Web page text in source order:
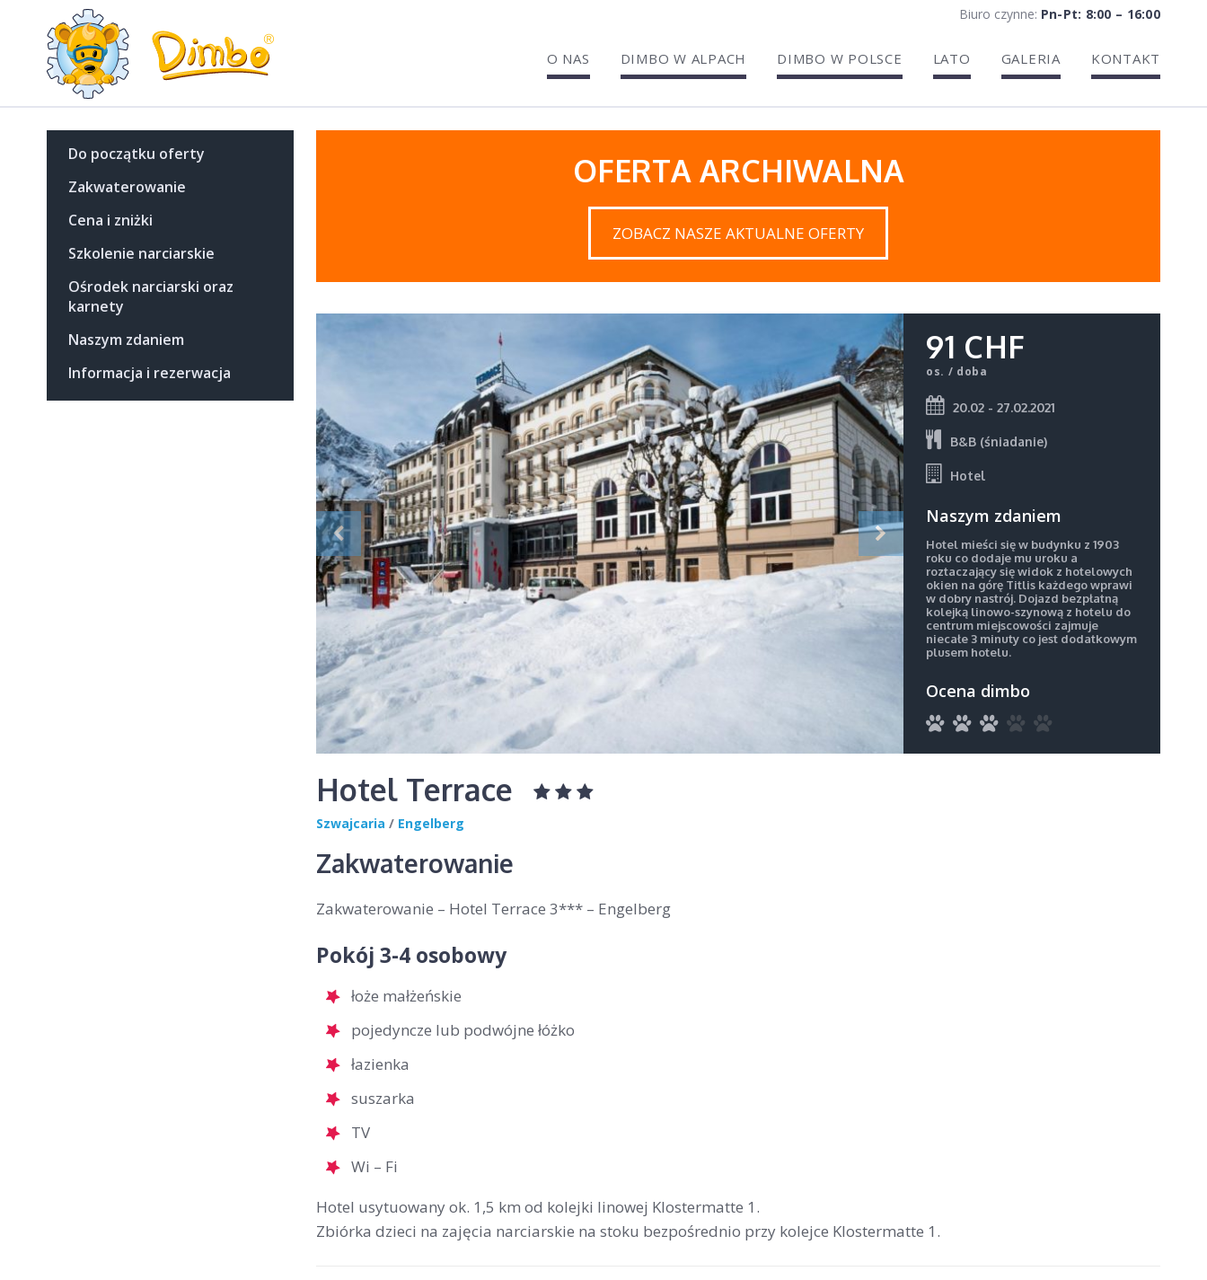
Biuro czynne: Pn-Pt: 8:00 – 16:00
O NAS DIMBO W ALPACH DIMBO W POLSCE LATO GALERIA KONTAKT
Do początku oferty
Zakwaterowanie
Cena i zniżki
Szkolenie narciarskie
Ośrodek narciarski oraz
karnety
Naszym zdaniem
Informacja i rezerwacja
OFERTA ARCHIWALNA
ZOBACZ NASZE AKTUALNE OFERTY
91 CHF
os. / doba
20.02 - 27.02.2021
B&B (śniadanie)
Hotel
Naszym zdaniem
Hotel mieści się w budynku z 1903
roku co dodaje mu uroku a
roztaczający się widok z hotelowych
okien na górę Titlis każdego wprawi
w dobry nastrój. Dojazd bezpłatną
kolejką linowo-szynową z hotelu do
centrum miejscowości zajmuje
niecałe 3 minuty co jest dodatkowym
plusem hotelu.
Ocena dimbo
Hotel Terrace
Szwajcaria / Engelberg
Zakwaterowanie
Zakwaterowanie – Hotel Terrace 3*** – Engelberg
Pokój 3-4 osobowy
łoże małżeńskie
pojedyncze lub podwójne łóżko
łazienka
suszarka
TV
Wi – Fi
Hotel usytuowany ok. 1,5 km od kolejki linowej Klostermatte 1.
Zbiórka dzieci na zajęcia narciarskie na stoku bezpośrednio przy kolejce Klostermatte 1.